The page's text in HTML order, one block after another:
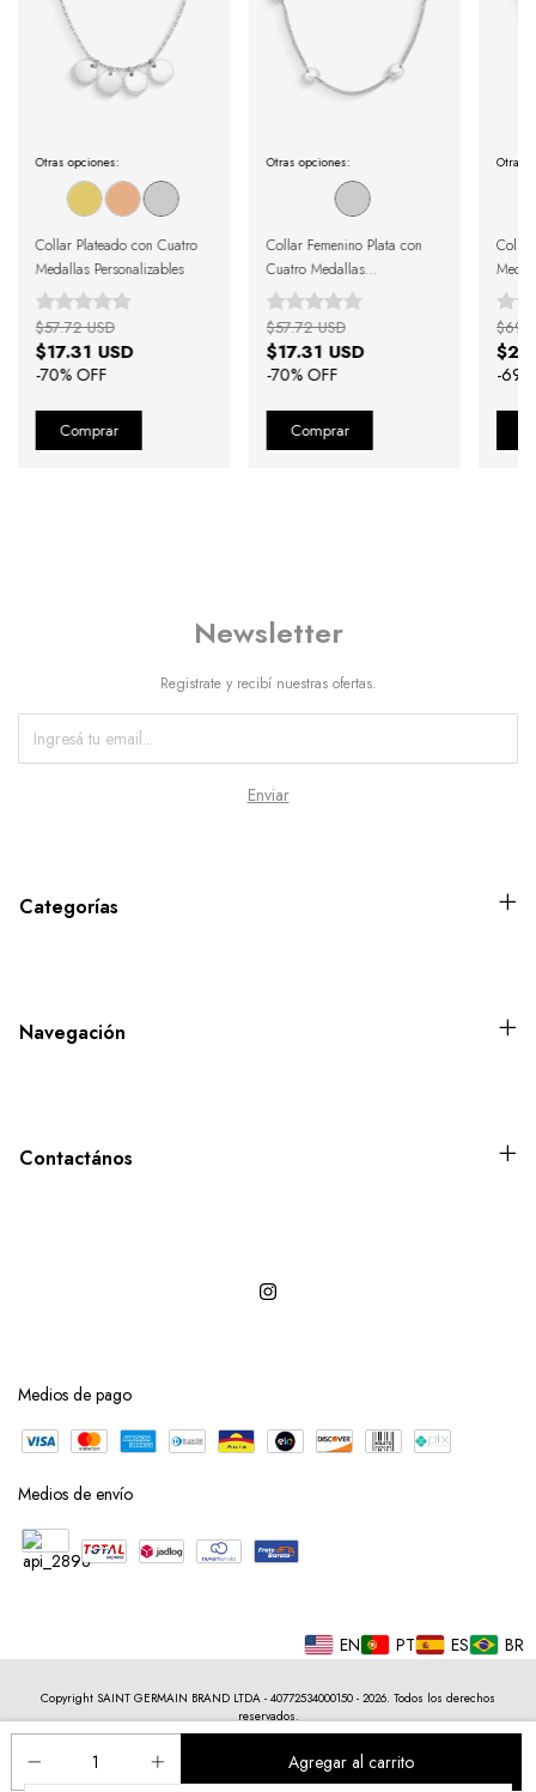
Otras opciones:
Collar Plateado con Cuatro
Medallas Personalizables
$17.31 USD
-70% OFF
$57.72 USD
Otras opciones:
Collar Femenino Plata con
Cuatro Medallas
Personalizables
$17.31 USD
-70% OFF
$57.72 USD
Otras
Collar
-69
Newsletter
Registrate y recibí nuestras ofertas.
Categorías
Navegación
Contactános
Medios de pago
Medios de envío
EN PT ES BR
Copyright SAINT GERMAIN BRAND LTDA - 40772534000150 - 2026. Todos los derechos
reservados.